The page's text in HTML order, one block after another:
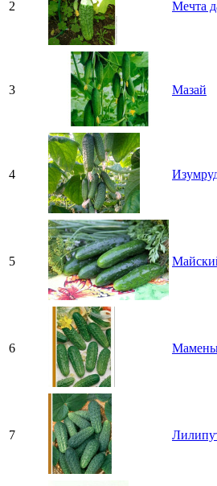
2 Мечта
3 Мазай
4
5
6
7